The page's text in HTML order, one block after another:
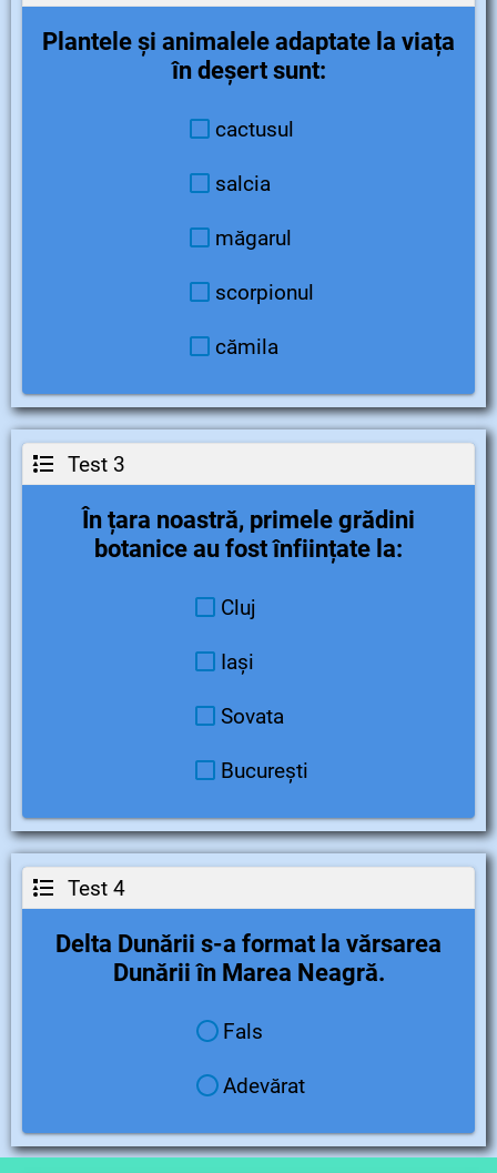
Plantele și animalele adaptate la viața
în deșert sunt:
cactusul
salcia
măgarul
scorpionul
cămila
Test 3
În țara noastră, primele grădini
botanice au fost înființate la:
Cluj
Iași
Sovata
București
Test 4
Delta Dunării s-a format la vărsarea
Dunării în Marea Neagră.
Fals
Adevărat